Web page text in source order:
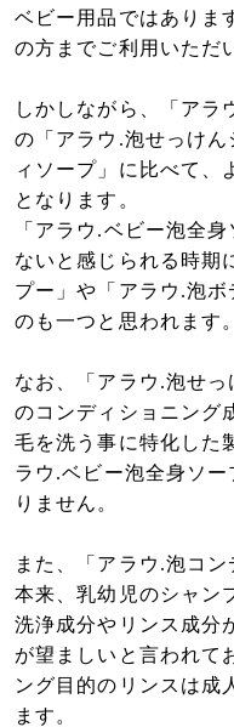
ベビー用品ではありま
の方までご利用いただ
しかしながら、「アラ
の「アラウ.泡せっけ
ィソープ」に比べて、
となります。
「アラウ.ベビー泡全
ないと感じられる時期
プー」や「アラウ.泡ボ
のも一つと思われます。
なお、「アラウ.泡せ
のコンディショニング
毛を洗う事に特化した
ラウ.ベビー泡全身ソー
りません。
また、「アラウ.泡コン
本来、乳幼児のシャン
洗浄成分やリンス成分
が望ましいと言われて
ング目的のリンスは成
ます。